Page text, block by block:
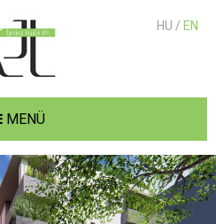
MENÜ
HU / EN